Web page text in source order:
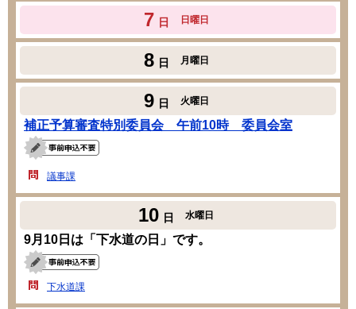
7 日 日曜日
8 日 月曜日
9 日 火曜日
補正予算審査特別委員会 午前10時 委員会室
議事課
10 日 水曜日
9月10日は「下水道の日」です。
下水道課